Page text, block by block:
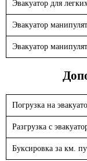
Эвакуатор для
Эвакуатор
Эвакуатор
Погрузка на
Разгрузка с
Буксировка за км.